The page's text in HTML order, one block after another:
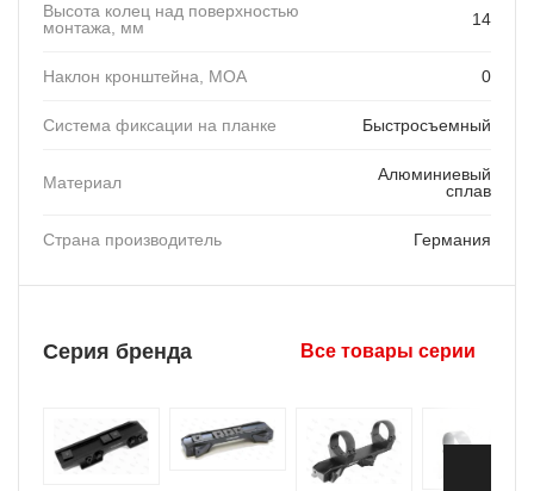
Высота колец над поверхностью
монтажа, мм
14
Наклон кронштейна, MOA 0
Система фиксации на планке Быстросъемный
Материал
Алюминиевый
сплав
Страна производитель Германия
Серия бренда Все товары серии